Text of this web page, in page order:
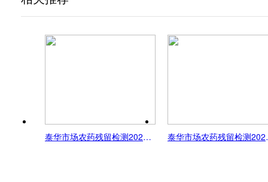
泰华市场农药残留检测2026-5-27 泰华